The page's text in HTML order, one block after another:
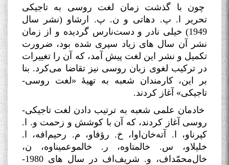
چون با گذشت زمان لغت روسی به تاجیکی
تحریر ا. پ. دهاتی و ن. پ. ارشاو (نشر سال
1949) خیلی نادر و دست‌نارس گردیده و از زمان
نشر آن سال های زیاد سپری شده بود، ضرورت
تکمیل و نشر این لغت پیش آمد، که آن را تغییرات
در ترکیب لغوی زبان روسی نیز تقاضا می‌کرد. بنا
بر این، کارمندان شعبه به تهیۀ «لغت روسی-
تاجیکی» آغاز کردند.
خادمان علمی شعبه به ترتیب دادن لغت تاجیکی-
روسی آغاز کردند، که آن با کوشش و زحمت و. ا.
کپرناو، ا. آته‌خان‌اوا، خ. رؤفاو، م. رحیم‌افه، ا.
خلیلاو، س. خالمتاوه، ر. خالموعمیناوه، ن،
خال‌محمّداف، و. شریف‌اف در سال های 1980-